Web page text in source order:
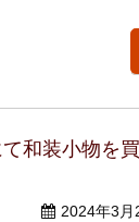
品物をお譲
家の流れを
いただきまし
和装小物を
2024年3月